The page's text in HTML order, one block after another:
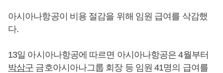
아시아나항공이 비용 절감을 위해 임원 급여를 삭감했
다.
13일 아시아나항공에 따르면 아시아나항공은 4월부터
박삼구 금호아시아나그룹 회장 등 임원 41명의 급여를